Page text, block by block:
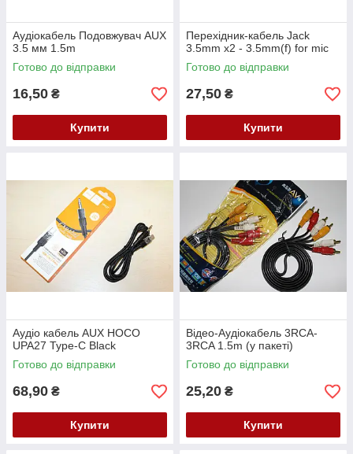
Аудіокабель Подовжувач AUX
3.5 мм 1.5m
Готово до відправки
16,50 ₴
Купити
Перехідник-кабель Jack
3.5mm x2 - 3.5mm(f) for mic
Готово до відправки
27,50 ₴
Купити
Аудіо кабель AUX HOCO
UPA27 Type-C Black
Готово до відправки
68,90 ₴
Купити
Відео-Аудіокабель 3RCA-
3RCA 1.5m (у пакеті)
Готово до відправки
25,20 ₴
Купити